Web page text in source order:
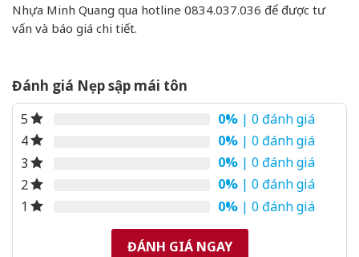
Nhựa Minh Quang qua hotline 0834.037.036 để được tư
vấn và báo giá chi tiết.
Đánh giá Nẹp sập mái tôn
5 0% | 0 đánh giá
4
0% | 0 đánh giá
3
0% | 0 đánh giá
2
0% | 0 đánh giá
1
0% | 0 đánh giá
ĐÁNH GIÁ NGAY